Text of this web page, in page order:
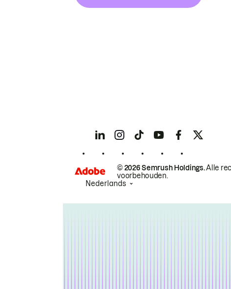
© 2026 Semrush Holdings.Alle
voorbehouden.
Nederlands